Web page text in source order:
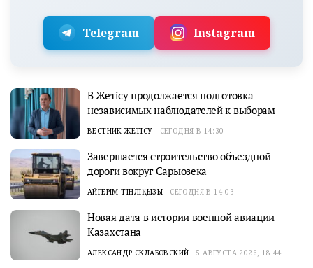
Telegram Instagram
В Жетісу продолжается подготовка
независимых наблюдателей к выборам
ВЕСТНИК ЖЕТІСУ СЕГОДНЯ В 14:30
Завершается строительство объездной
дороги вокруг Сарыозека
АЙГЕРІМ ТІНӘЛІҚЫЗЫ СЕГОДНЯ В 14:03
Новая дата в истории военной авиации
Казахстана
АЛЕКСАНДР СКЛАБОВСКИЙ 5 АВГУСТА 2026, 18:44